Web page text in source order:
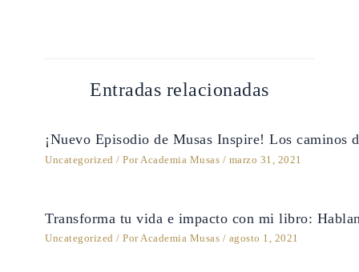
Entradas relacionadas
¡Nuevo Episodio de Musas Inspire! Los caminos
Uncategorized / Por Academia Musas / marzo 31, 2021
Transforma tu vida e impacto con mi libro:
Uncategorized / PorAcademia Musas / agosto 1, 2021